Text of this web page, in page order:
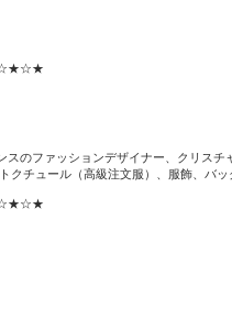
のファッションデザイナー、クリス
チュール（高級注文服）、服飾、バ